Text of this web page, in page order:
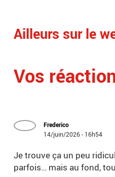
Ailleurs sur le
Vos
Frederico
14/juin/2026 - 16h54
Je trouve ça un peu
parfois… mais au fond,